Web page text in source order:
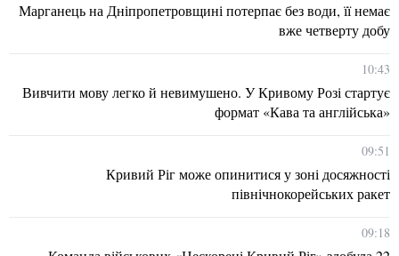
Марганець на Дніпропетровщині потерпає без води, її немає
вже четверту добу
10:43
Вивчити мову легко й невимушено. У Кривому Розі стартує
формат «Кава та англійська»
09:51
Кривий Ріг може опинитися у зоні досяжності
північнокорейських ракет
09:18